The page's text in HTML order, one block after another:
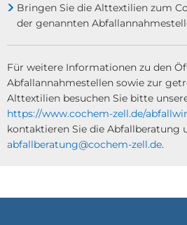
Bringen Sie die Alttextilien zum
der genannten
Für weitere Informationen zu den
Abfallannahmestellen sowie zur
Alttextilien besuchen Sie bitte
https://www.cochem-zell.de/
kontaktieren Sie die Abfallberatung
abfallberatung@cochem-zell.de.